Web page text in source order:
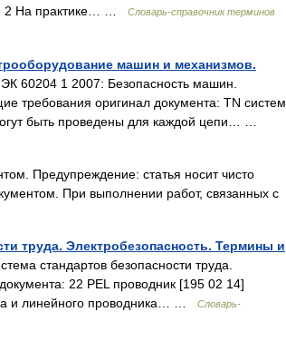
2 На практике… …
Словарь-справочник терминов
машин и механизмов.
60204 1 2007: Безопасность машин.
требования оригинал документа: TN систем
быть проведены для каждой цепи… …
Предупреждение: статья носит чисто
При выполнении работ, связанных с
труда. Электробезопасность. Термины и
стандартов безопасности труда.
22 PEL проводник [195 02 14]
и линейного проводника… …
Словарь-